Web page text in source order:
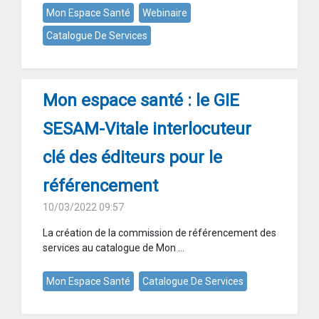
Mon Espace Santé
Webinaire
Catalogue De Services
Mon espace santé : le GIE
SESAM-Vitale interlocuteur
clé des éditeurs pour le
référencement
10/03/2022 09:57
La création de la commission de référencement des
services au catalogue de Mon ...
Mon Espace Santé Catalogue De Services